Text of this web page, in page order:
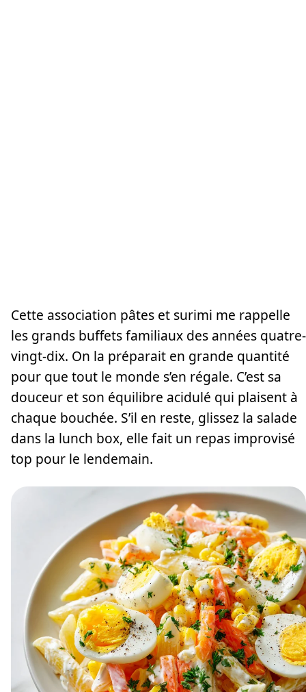
Cette association pâtes et surimi me rappelle
les grands buffets familiaux des années quatre-
vingt-dix. On la préparait en grande quantité
pour que tout le monde s’en régale. C’est sa
douceur et son équilibre acidulé qui plaisent à
chaque bouchée. S’il en reste, glissez la salade
dans la lunch box, elle fait un repas improvisé
top pour le lendemain.